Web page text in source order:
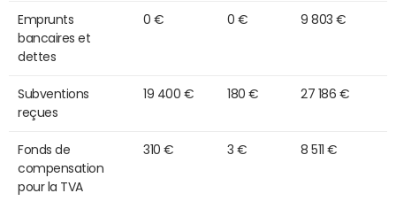
Emprunts
bancaires et
dettes
0 € 0 € 9 803 €
Subventions
reçues
19 400 € 180 € 27 186 €
Fonds de
compensation
pour la TVA
310 € 3 € 8 511 €